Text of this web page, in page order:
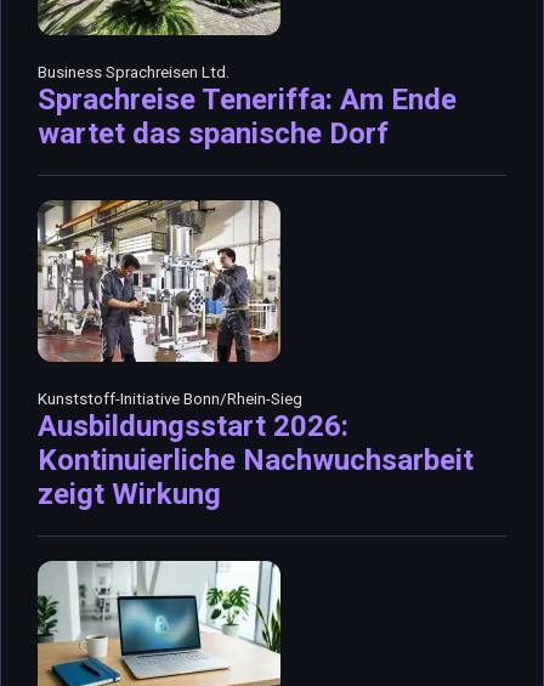
Business Sprachreisen Ltd.
Sprachreise Teneriffa: Am Ende
wartet das spanische Dorf
Kunststoff-Initiative Bonn/Rhein-Sieg
Ausbildungsstart 2026:
Kontinuierliche Nachwuchsarbeit
zeigt Wirkung